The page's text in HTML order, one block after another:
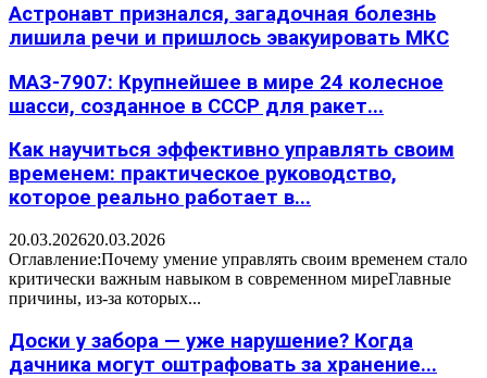
Астронавт признался, загадочная болезнь
лишила речи и пришлось эвакуировать МКС
МАЗ-7907: Крупнейшее в мире 24 колесное
шасси, созданное в СССР для ракет...
Как научиться эффективно управлять своим
временем: практическое руководство,
которое реально работает в...
20.03.202620.03.2026
Оглавление:Почему умение управлять своим временем стало
критически важным навыком в современном миреГлавные
причины, из-за которых...
Доски у забора — уже нарушение? Когда
дачника могут оштрафовать за хранение...